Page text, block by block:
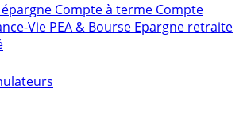
Compte à terme Compte
Vie PEA & Bourse Epargne retraite